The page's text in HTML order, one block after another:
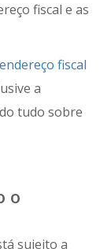
fiscal e as
endereço fiscal
a
tudo sobre
o
sujeito a